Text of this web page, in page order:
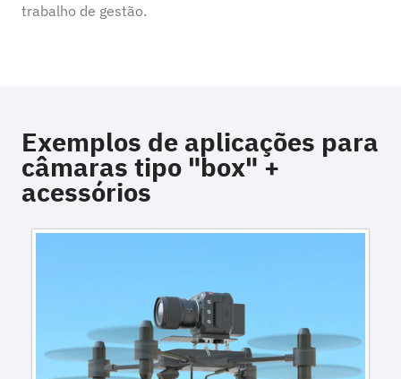
trabalho de gestão.
Exemplos de aplicações para
câmaras tipo "box" +
acessórios